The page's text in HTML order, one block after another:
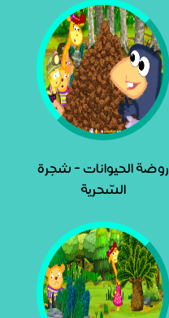
روضة الحيوانات - شجرة
السّحرية